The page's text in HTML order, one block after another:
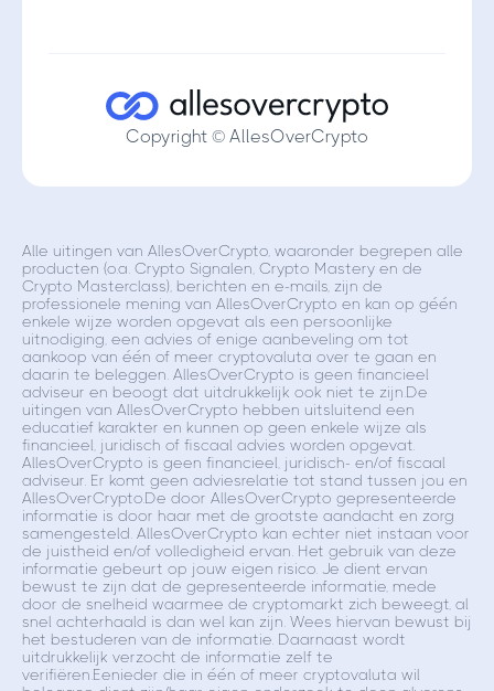
Copyright © AllesOverCrypto
Alle uitingen van AllesOverCrypto, waaronder begrepen alle
producten (o.a. Crypto Signalen, Crypto Mastery en de
Crypto Masterclass), berichten en e-mails, zijn de
professionele mening van AllesOverCrypto en kan op géén
enkele wijze worden opgevat als een persoonlijke
uitnodiging, een advies of enige aanbeveling om tot
aankoop van één of meer cryptovaluta over te gaan en
daarin te beleggen. AllesOverCrypto is geen financieel
adviseur en beoogt dat uitdrukkelijk ook niet te zijn.De
uitingen van AllesOverCrypto hebben uitsluitend een
educatief karakter en kunnen op geen enkele wijze als
financieel, juridisch of fiscaal advies worden opgevat.
AllesOverCrypto is geen financieel, juridisch- en/of fiscaal
adviseur. Er komt geen adviesrelatie tot stand tussen jou en
AllesOverCrypto.De door AllesOverCrypto gepresenteerde
informatie is door haar met de grootste aandacht en zorg
samengesteld. AllesOverCrypto kan echter niet instaan voor
de juistheid en/of volledigheid ervan. Het gebruik van deze
informatie gebeurt op jouw eigen risico. Je dient ervan
bewust te zijn dat de gepresenteerde informatie, mede
door de snelheid waarmee de cryptomarkt zich beweegt, al
snel achterhaald is dan wel kan zijn. Wees hiervan bewust bij
het bestuderen van de informatie. Daarnaast wordt
uitdrukkelijk verzocht de informatie zelf te
verifiëren.Eenieder die in één of meer cryptovaluta wil